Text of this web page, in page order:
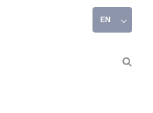
EN